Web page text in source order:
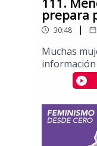
prepara
30:48 |
Muchas
médico, así
"es normal,
genética",